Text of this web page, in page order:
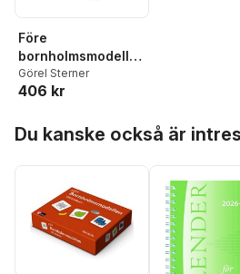
Före
bornholmsmodellen
- bildkort
Görel Sterner
406 kr
Du kanske också är